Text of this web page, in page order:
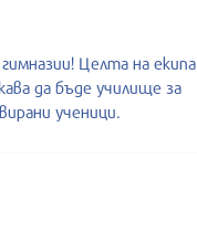
Целта на екипа
да бъде училище за
ученици.